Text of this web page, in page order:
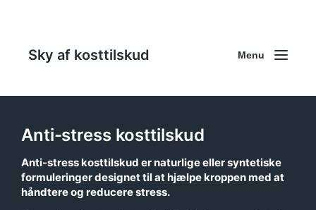
Sky af kosttilskud Menu
Anti-stress kosttilskud
Anti-stress kosttilskud er naturlige eller syntetiske
formuleringer designet til at hjælpe kroppen med at
håndtere og reducere stress.